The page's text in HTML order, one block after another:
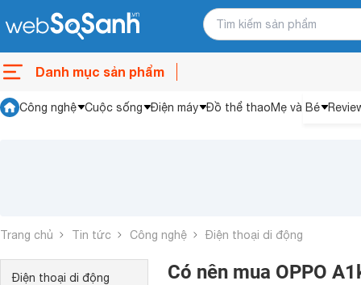
Danh mục sản phẩm
Công nghệ Cuộc sống Điện máy Đồ thể thaoMẹ và Bé
Trang chủ Tin tức Công nghệ Điện thoại di động
Điện thoại di động Có nên mua OPPO